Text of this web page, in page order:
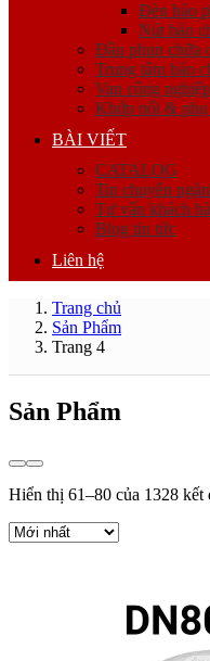
Đèn báo
Nút báo
Đầu phun chữa
Trung tâm báo
Van công nghiệp
Khớp nối &
BÀI VIẾT
CATALOG
Tin chuyên
Tư vấn khách
Blog tin tức
Liên hệ
Trang chủ
Sản Phẩm
Trang 4
Sản Phẩm
Hiển thị 61–80 của 1328 kết